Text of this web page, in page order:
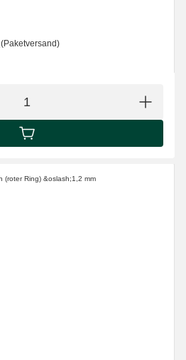
(Paketversand)
IN DEN WARENKORB